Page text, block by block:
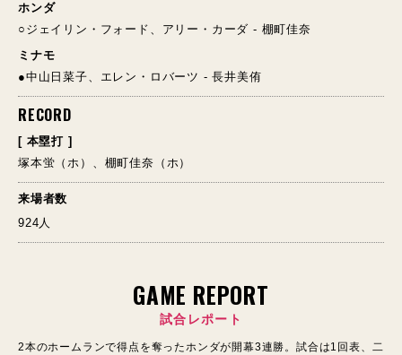
ホンダ
○ジェイリン・フォード、アリー・カーダ - 棚町佳奈
ミナモ
●中山日菜子、エレン・ロバーツ - 長井美侑
RECORD
[ 本塁打 ]
塚本蛍（ホ）、棚町佳奈（ホ）
来場者数
924人
GAME REPORT
試合レポート
2本のホームランで得点を奪ったホンダが開幕3連勝。試合は1回表、二